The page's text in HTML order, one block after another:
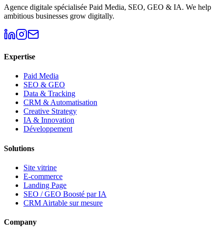
Agence digitale spécialisée Paid Media, SEO, GEO & IA. We help
ambitious businesses grow digitally.
Expertise
Paid Media
SEO & GEO
Data & Tracking
CRM & Automatisation
Creative Strategy
IA & Innovation
Développement
Solutions
Site vitrine
E-commerce
Landing Page
SEO / GEO Boosté par IA
CRM Airtable sur mesure
Company